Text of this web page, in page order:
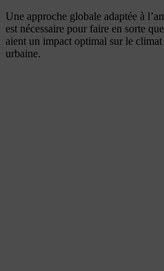
Une approche globale adaptée à
est nécessaire pour faire en sorte
aient un impact optimal sur le
urbaine.